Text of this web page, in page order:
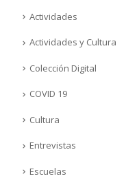
Actividades
Actividades y Cultura
Colección Digital
COVID 19
Cultura
Entrevistas
Escuelas